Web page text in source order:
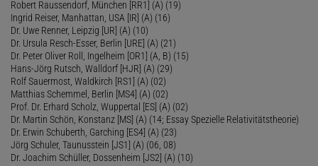
Robert Raussendorf, München [RR1] (A) (19)
Ingrid Reiser, Manhattan, USA [IR] (A) (16)
Dr. Uwe Renner, Leipzig [UR] (A) (10)
Dr. Ursula Resch-Esser, Berlin [URE] (A) (21)
Dr. Peter Oliver Roll, Ingelheim [OR1] (A, B) (15)
Hans-Jörg Rutsch, Walldorf [HJR] (A) (29)
Rolf Sauermost, Waldkirch [RS1] (A) (02)
Matthias Schemmel, Berlin [MS4] (A) (02)
Prof. Dr. Erhard Scholz, Wuppertal [ES] (A) (02)
Dr. Martin Schön, Konstanz [MS] (A) (14; Essay Spezielle Relativitätstheorie)
Dr. Erwin Schuberth, Garching [ES4] (A) (23)
Jörg Schuler, Taunusstein [JS1] (A) (06, 08)
Dr. Joachim Schüller, Dossenheim [JS2] (A) (10)